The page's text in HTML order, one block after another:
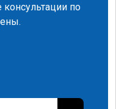
по